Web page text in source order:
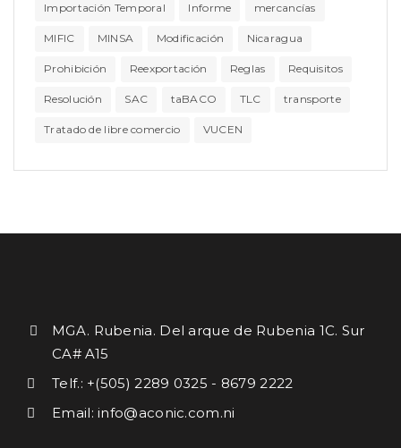
Importación Temporal Informe mercancías
MIFIC MINSA Modificación Nicaragua
Prohibición Reexportación Reglas Requisitos
Resolución SAC taBACO TLC transporte
Tratado de libre comercio VUCEN
MGA. Rubenia. Del arque de Rubenia 1C. Sur
CA# A15
Telf.: +(505) 2289 0325 - 8679 2222
Email: info@aconic.com.ni